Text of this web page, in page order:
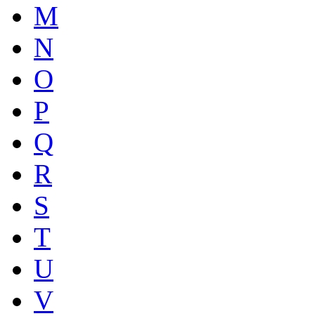
M
N
O
P
Q
R
S
T
U
V